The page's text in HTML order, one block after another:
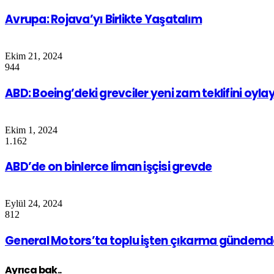
Avrupa: Rojava’yı Birlikte Yaşatalım
Ekim 21, 2024
944
ABD: Boeing’deki grevciler yeni zam teklifini
Ekim 1, 2024
1.162
ABD’de on binlerce liman işçisi grevde
Eylül 24, 2024
812
General Motors’ta toplu işten çıkarma
Ayrıca bak..